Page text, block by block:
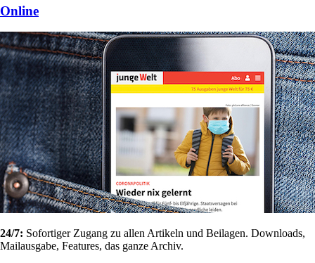
Online
24/7: Sofortiger Zugang zu allen Artikeln und Beilagen. Downloads,
Mailausgabe, Features, das ganze Archiv.